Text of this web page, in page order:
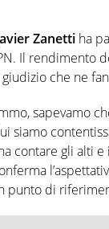
Zanetti ha
Il rendimento
che ne
sapevamo
siamo
contare gli alti
punto di